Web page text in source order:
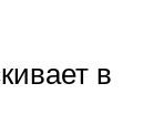
в